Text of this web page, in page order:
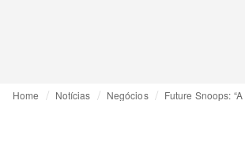
Home Notícias Negócios